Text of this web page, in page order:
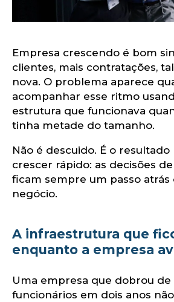
Empresa crescendo é bom
clientes, mais contratações,
nova. O problema aparece
acompanhar esse ritmo
estrutura que funcionava
tinha metade do tamanho.
Não é descuido. É o
crescer rápido: as decisões
ficam sempre um passo atrás
negócio.
A infraestrutura que
enquanto a empresa
Uma empresa que dobrou de
funcionários em dois anos